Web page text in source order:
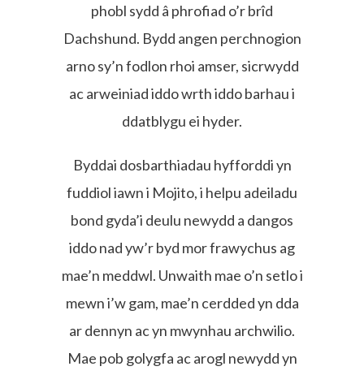
phobl sydd â phrofiad o’r brîd
Dachshund. Bydd angen perchnogion
arno sy’n fodlon rhoi amser, sicrwydd
ac arweiniad iddo wrth iddo barhau i
ddatblygu ei hyder.
Byddai dosbarthiadau hyfforddi yn
fuddiol iawn i Mojito, i helpu adeiladu
bond gyda’i deulu newydd a dangos
iddo nad yw’r byd mor frawychus ag
mae’n meddwl. Unwaith mae o’n setlo i
mewn i’w gam, mae’n cerdded yn dda
ar dennyn ac yn mwynhau archwilio.
Mae pob golygfa ac arogl newydd yn